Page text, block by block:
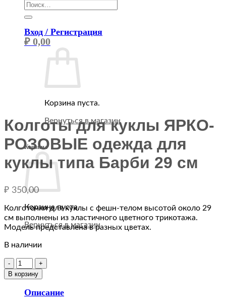
Искать:
Вход / Регистрация
₽ 0,00
Корзина пуста.
Вернуться в магазин
Корзина
Корзина пуста.
Вернуться в магазин
Колготы для куклы ЯРКО-
РОЗОВЫЕ одежда для
куклы типа Барби 29 см
₽ 350,00
Колготочки для куклы с фешн-телом высотой около 29
см выполнены из эластичного цветного трикотажа.
Модель представлена в разных цветах.
В наличии
Количество
товара
Колготы
для
В корзину
Описание